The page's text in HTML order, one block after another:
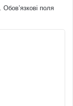
Обов’язкові поля